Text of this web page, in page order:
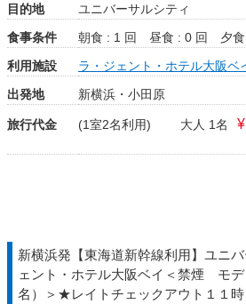
目的地
ユニバーサルシティ
食事条件
朝食 : 1 回 昼食 : 0 回
夕
利用施設
ラ・ジェント・ホテル大阪ベ
出発地
新横浜・小田原
旅行代金 (1室2名利用) 大人 1名
新横浜発【東海道新幹線利用】ユニ
ェント・ホテル大阪ベイ＜禁煙 モデ
名）＞★レイトチェックアウト１１